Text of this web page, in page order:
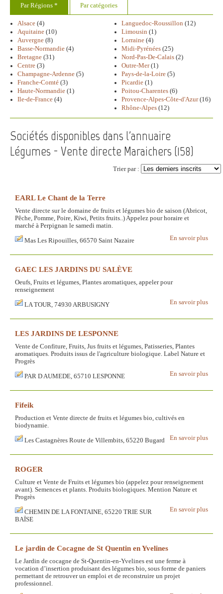
Par Régions * Par catégories
Alsace (4)
Aquitaine (10)
Auvergne (8)
Basse-Normandie (4)
Bretagne (31)
Centre (3)
Champagne-Ardenne (5)
Franche-Comté (3)
Haute-Normandie (1)
Ile-de-France (4)
Languedoc-Roussillon (12)
Limousin (1)
Lorraine (4)
Midi-Pyrénées (25)
Nord-Pas-De-Calais (2)
Outre-Mer(1)
Pays-de-la-Loire (5)
Picardie (1)
Poitou-Charentes (6)
Provence-Alpes-Côte-d'Azur(16)
Rhône-Alpes (12)
Sociétés disponibles dans l'annuaire
Légumes - Vente directe Maraichers (158)
Trier par :
EARL Le Chant de la Terre
Vente directe sur le domaine de fruits et légumes bio de saison (Abricot,
Pêche, Pomme, Poire, Kiwi, Petits fruits..) Appelez pour horaire et
marché à Perpignan le samedi matin.
En savoir plus
Mas Les Ripouilles, 66570 Saint Nazaire
GAEC LES JARDINS DU SALÈVE
Oeufs, Fruits et légumes, Plantes aromatiques, appeler pour
renseignement
En savoir plus
LA TOUR, 74930 ARBUSIGNY
LES JARDINS DE LESPONNE
Vente de Confiture, Fruits, Jus fruits et légumes, Patisseries, Plantes
aromatiques. Produits issus de l'agriculture biologique. Label Nature et
Progrès
En savoir plus
PAR D AUMEDE, 65710 LESPONNE
Fifeik
Production et Vente directe de fruits et légumes bio, cultivés en
biodynamie.
En savoir plus
Les Castagnères Route de Villembits, 65220 Bugard
ROGER
Culture et Vente de Fruits et légumes bio (appelez pour renseignement
avant). Semences et plants. Produits biologiques. Mention Nature et
Progrès
En savoir plus
CHEMIN DE LA FONTAINE, 65220 TRIE SUR
BAÏSE
Le jardin de Cocagne de St Quentin en Yvelines
Le Jardin de cocagne de St-Quentin-en-Yvelines est une ferme à
vocation d’insertion produisant des légumes bio, sous forme de paniers
permettant de retrouver un emploi et de reconstruire un projet
professionnel.